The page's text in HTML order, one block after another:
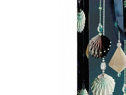
Мы рекомендуем